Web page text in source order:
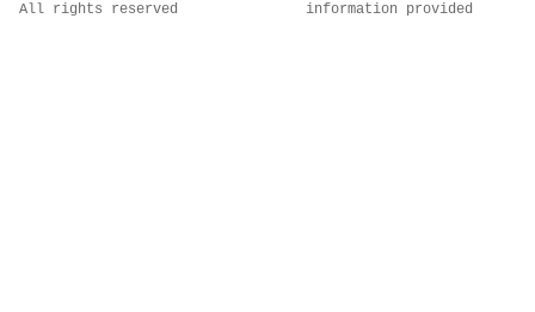
All rights reserved
information provided